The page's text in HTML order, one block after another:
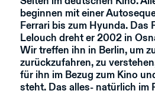
beginnen mit einer
Ferrari bis zum Hyunda. Das
Lelouch dreht er 2002 in
Wir treffen ihn in Berlin, um
zurückzufahren, zu
für ihn im Bezug zum Kino
steht. Das alles- natürlich im